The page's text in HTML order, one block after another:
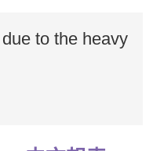
to the heavy